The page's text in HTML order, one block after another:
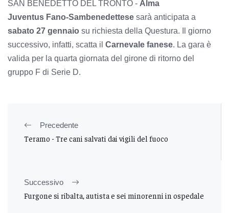
SAN BENEDETTO DEL TRONTO - Alma
Juventus Fano-Sambenedettese sarà anticipata a
sabato 27 gennaio su richiesta della Questura. Il giorno
successivo, infatti, scatta il Carnevale fanese. La gara è
valida per la quarta giornata del girone di ritorno del
gruppo F di Serie D.
Precedente
Teramo - Tre cani salvati dai vigili del fuoco
Successivo
Furgone si ribalta, autista e sei minorenni in ospedale